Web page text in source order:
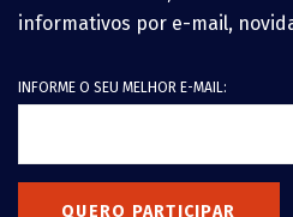
informativos por e-mail,
INFORME O SEU MELHOR E-MAIL:
QUERO PARTICIPAR